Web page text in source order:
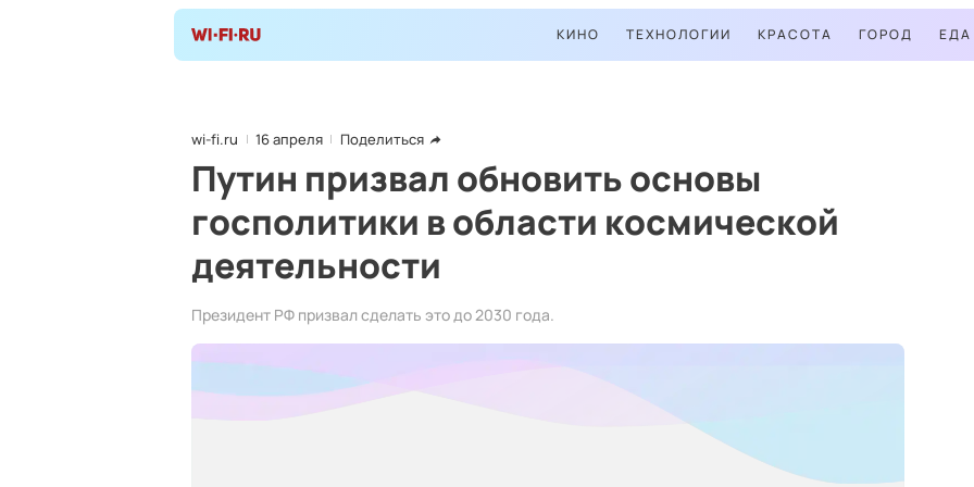
КИНО ТЕХНОЛОГИИ КРАСОТА ГОРОД ЕДА
wi-fi.ru 16 апреля Поделиться
Путин призвал обновить основы
госполитики в области космической
деятельности
Президент РФ призвал сделать это до 2030 года.